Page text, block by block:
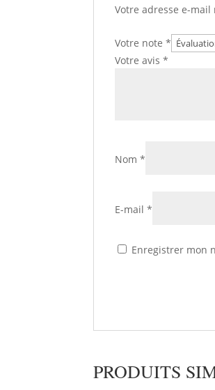
Votre adresse e-
Votre note*
Votre avis*
Nom*
E-mail*
Enregistrer mon
PRODUITS